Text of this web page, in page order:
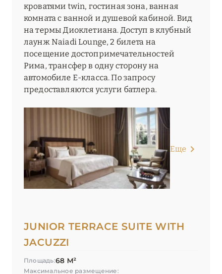
кроватями twin, гостиная зона, ванная
комната с ванной и душевой кабиной. Вид
на термы Диоклетиана. Доступ в клубный
лаунж Naiadi Lounge, 2 билета на
посещение достопримечательностей
Рима, трансфер в одну сторону на
автомобиле E-класса. По запросу
предоставляются услуги батлера.
Еще
JUNIOR TERRACE SUITE WITH
JACUZZI
Площадь:68 М²
Максимальное размещение: